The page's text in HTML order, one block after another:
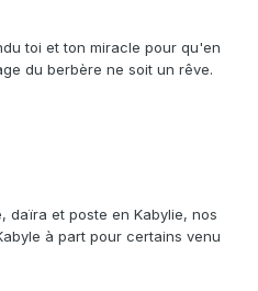
toi et ton miracle pour qu'en
du berbère ne soit un rêve.
daïra et poste en Kabylie, nos
à part pour certains venu